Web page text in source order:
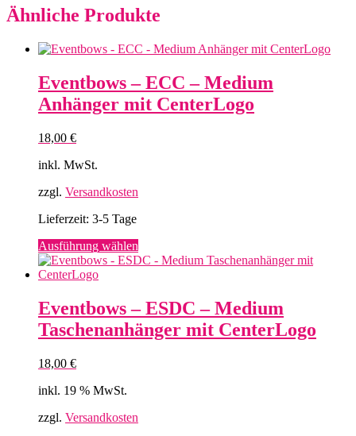
Ähnliche Produkte
Eventbows – ECC – Medium
Anhänger mit CenterLogo
18,00 €
inkl. MwSt.
zzgl. Versandkosten
Lieferzeit: 3-5 Tage
Ausführung wählen
Produkt
Varianten
auf.
Die
Eventbows – ESDC – Medium
Taschenanhänger mit CenterLogo
18,00 €
inkl. 19 % MwSt.
zzgl. Versandkosten